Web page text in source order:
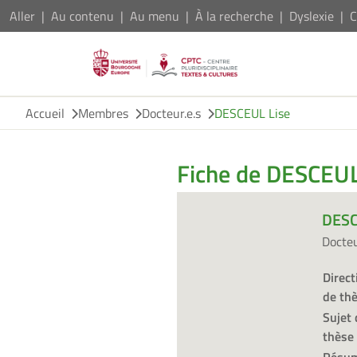
Aller Au contenu Au menu À la recherche Dyslexie
Accueil Membres Docteur.e.s DESCEUL Lise
Fiche de
de
Sujet
thèse